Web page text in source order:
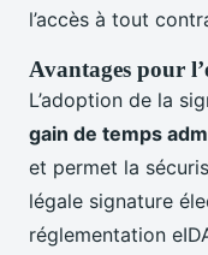
l’accès à tout
Avantages pour
L’adoption de la
gain de temps
et permet la
légale signature
réglementation